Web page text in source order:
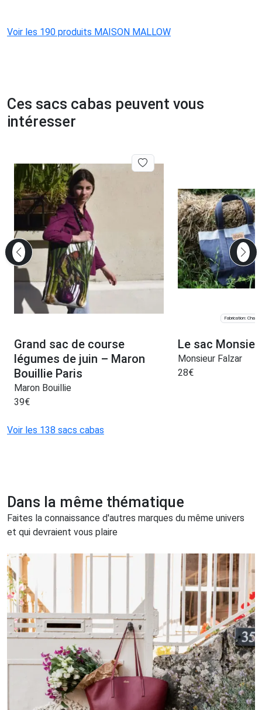
Voir les 190 produits MAISON MALLOW
Ces sacs cabas peuvent vous
intéresser
Grand sac de course
légumes de juin – Maron
Bouillie Paris
Maron Bouillie
39€
Fabrication:
Le sac
Monsieur Falzar
28€
Voir les 138 sacs cabas
Dans la même thématique
Faites la connaissance d'autres marques du même univers
et qui devraient vous plaire